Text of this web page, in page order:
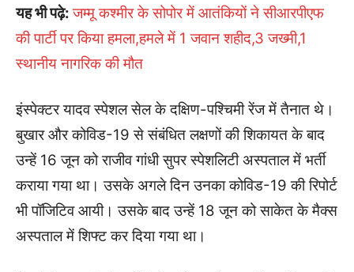
यह भी पढ़े:जम्मू कश्मीर के सोपोर में आतंकियों ने सीआरपीएफ
की पार्टी पर किया हमला,हमले में 1 जवान शहीद,3 जख्मी,1
स्थानीय नागरिक की मौत
इंस्पेक्टर यादव स्पेशल सेल के दक्षिण-पश्चिमी रेंज में तैनात थे।
बुखार और कोविड-19 से संबंधित लक्षणों की शिकायत के बाद
उन्हें 16 जून को राजीव गांधी सुपर स्पेशलिटी अस्पताल में भर्ती
कराया गया था। उसके अगले दिन उनका कोविड-19 की रिपोर्ट
भी पॉजिटिव आयी। उसके बाद उन्हें 18 जून को साकेत के मैक्स
अस्पताल में शिफ्ट कर दिया गया था।